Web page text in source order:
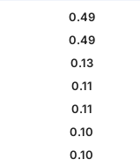
0.49
0.49
0.13
0.11
0.11
0.10
0.10